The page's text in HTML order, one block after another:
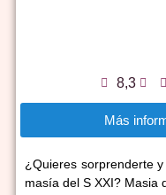
8,3
Más
¿Quieres sorprenderte
masía del S XXI? Masia